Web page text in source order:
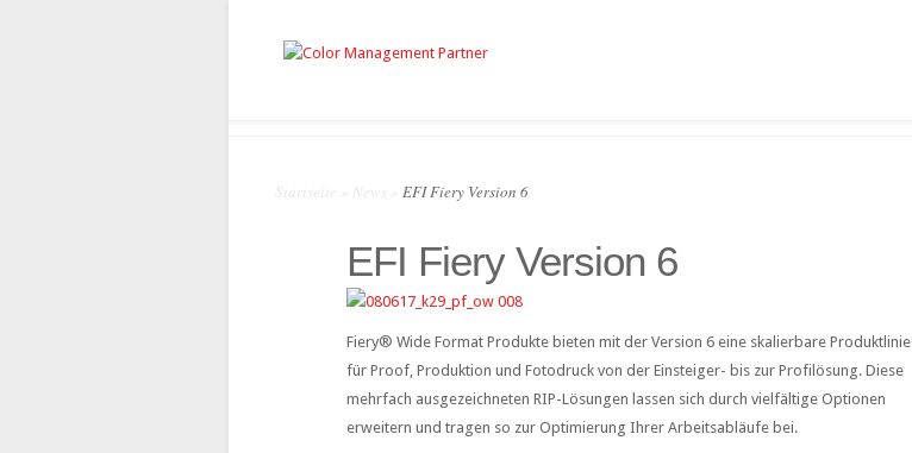
Startseite News EFI Fiery Version 6
EFI Fiery Version 6
Fiery® Wide Format Produkte bieten mit der Version 6 eine skalierbare Produktlinie
für Proof, Produktion und Fotodruck von der Einsteiger- bis zur Profilösung. Diese
mehrfach ausgezeichneten RIP-Lösungen lassen sich durch vielfältige Optionen
erweitern und tragen so zur Optimierung Ihrer Arbeitsabläufe bei.